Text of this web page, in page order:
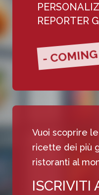
REPORTER
-
Vuoi scoprire
ricette dei più
ristoranti al
ISCRIVITI